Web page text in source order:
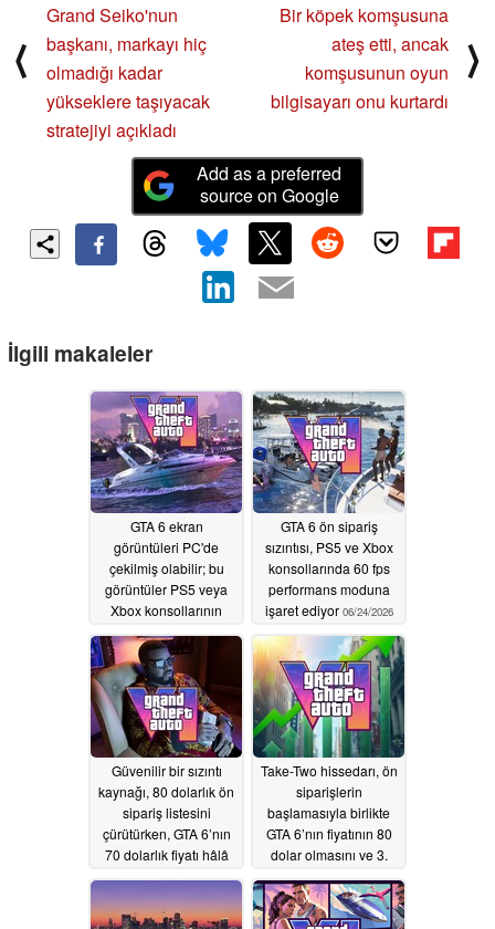
⟨
Grand Seiko'nun
başkanı, markayı hiç
olmadığı kadar
yükseklere taşıyacak
stratejiyi açıkladı
Bir köpek komşusuna
ateş etti, ancak
komşusunun oyun
bilgisayarı onu kurtardı
⟩
Add as a preferred
source on Google
İlgili makaleler
GTA 6 ekran
görüntüleri PC'de
çekilmiş olabilir; bu
görüntüler PS5 veya
Xbox konsollarının
grafik kalitesini
yansıtmayabilir
06/25/2026
GTA 6 ön sipariş
sızıntısı, PS5 ve Xbox
konsollarında 60 fps
performans moduna
işaret ediyor 06/24/2026
Güvenilir bir sızıntı
kaynağı, 80 dolarlık ön
sipariş listesini
çürütürken, GTA 6’nın
70 dolarlık fiyatı hâlâ
mümkün görünüyor
06/22/2026
Take-Two hissedarı, ön
siparişlerin
başlamasıyla birlikte
GTA 6’nın fiyatının 80
dolar olmasını ve 3.
fragmanın
yayınlanmasını
bekliyor06/20/2026